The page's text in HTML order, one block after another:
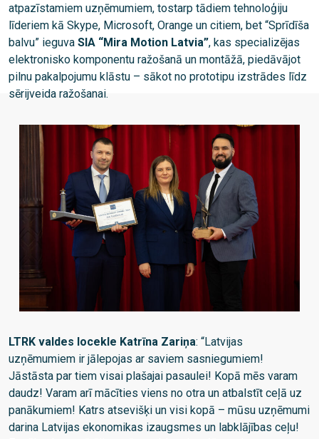
atpazīstamiem uzņēmumiem, tostarp tādiem tehnoloģiju
līderiem kā Skype, Microsoft, Orange un citiem, bet “Sprīdīša
balvu” ieguva SIA “Mira Motion Latvia”, kas specializējas
elektronisko komponentu ražošanā un montāžā, piedāvājot
pilnu pakalpojumu klāstu – sākot no prototipu izstrādes līdz
sērijveida ražošanai.
LTRK valdes locekle Katrīna Zariņa: “Latvijas
uzņēmumiem ir jālepojas ar saviem sasniegumiem!
Jāstāsta par tiem visai plašajai pasaulei! Kopā mēs varam
daudz! Varam arī mācīties viens no otra un atbalstīt ceļā uz
panākumiem! Katrs atsevišķi un visi kopā – mūsu uzņēmumi
darina Latvijas ekonomikas izaugsmes un labklājības ceļu!